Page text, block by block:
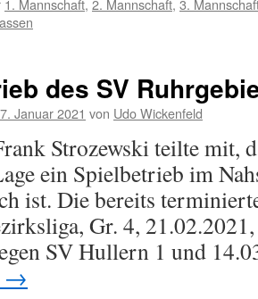
1. Mannschaft, 2. Mannschaft, 3.
des SV
Januar 2021 von Udo Wickenfeld
Strozewski teilte mit,
ein Spielbetrieb im
ist. Die bereits
Gr. 4,
SV Hullern 1 und
→